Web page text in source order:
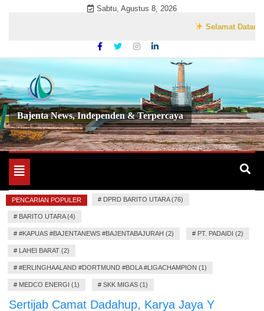
Sabtu, Agustus 8, 2026
Selamat Datang di
Bajenta News, Independen & Terpercaya
Toggle
navigation
PENCARIAN POPULER # DPRD BARITO UTARA (76)
# BARITO UTARA (4)
# #KAPUAS #BAJENTANEWS #BAJENTABAJURAH (2) # PT. PADAIDI (2)
# LAHEI BARAT (2)
# #ERLINGHAALAND #DORTMUND #BOLA #LIGACHAMPION (1)
# MEDCO ENERGI (1) # SKK MIGAS (1)
Sertijab Camat Dadahup, Karya Jaya Y